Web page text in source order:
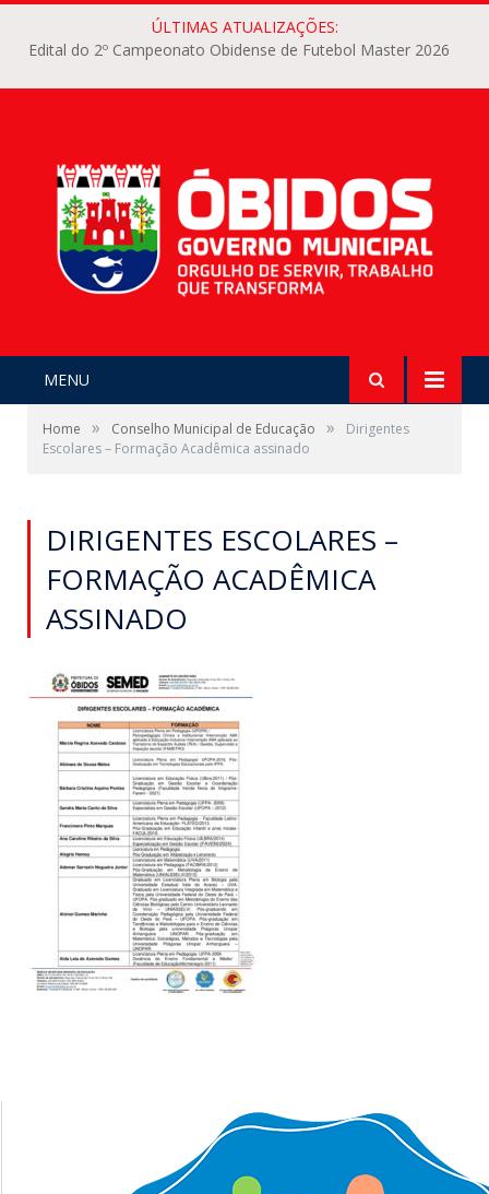
ÚLTIMAS ATUALIZAÇÕES:
Edital do 2º Campeonato Obidense de Futebol Master 2026
MENU
Home » Conselho Municipal de Educação »
Dirigentes
Escolares – Formação Acadêmica assinado
DIRIGENTES ESCOLARES –
FORMAÇÃO ACADÊMICA
ASSINADO